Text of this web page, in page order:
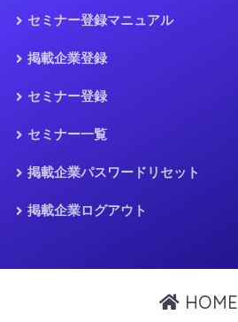
セミナー登録マニュアル
掲載企業登録
セミナー登録
セミナー一覧
掲載企業パスワードリセット
掲載企業ログアウト
HOME